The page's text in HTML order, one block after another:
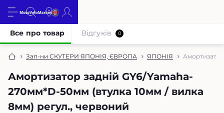
Зап-ни СКУТЕРИ ЯПОНІЯ, ЄВРОПА ЯПОНІЯ
Амортизатор задній GY6/Yamaha-
270мм*D-50мм (втулка 10мм / вилка
8мм) регул., червоний
Все про товар Відгуків 0